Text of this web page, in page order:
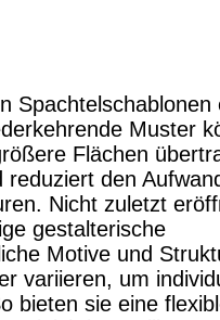
Spachtelschablonen
Muster
Flächen
den
Nicht zuletzt
gestalterische
Motive und
variieren, um
bieten sie eine